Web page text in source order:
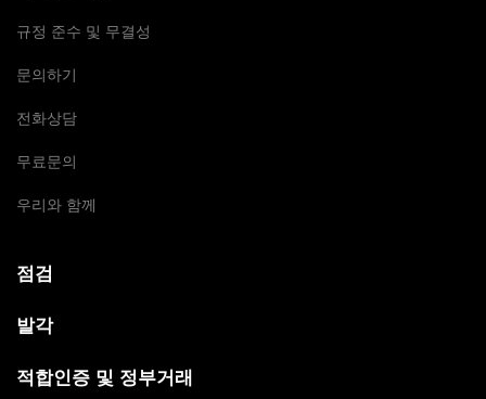
규정 준수 및 무결성
문의하기
전화상담
무료문의
우리와 함께
점검
발각
적합인증 및 정부거래